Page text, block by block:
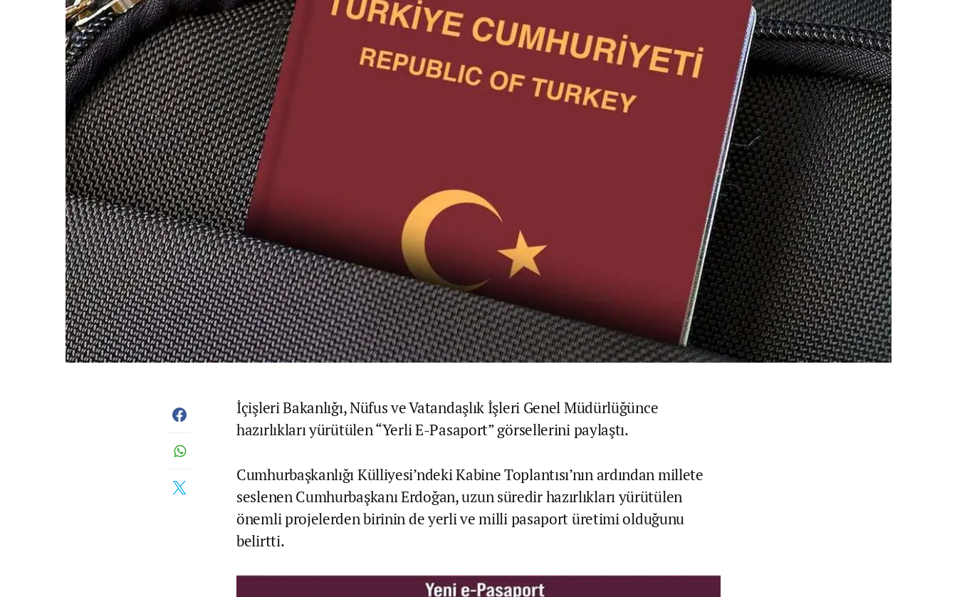
İçişleri Bakanlığı, Nüfus ve Vatandaşlık İşleri Genel Müdürlüğünce
hazırlıkları yürütülen “Yerli E-Pasaport” görsellerini paylaştı.
Cumhurbaşkanlığı Külliyesi’ndeki Kabine Toplantısı’nın ardından millete
seslenen Cumhurbaşkanı Erdoğan, uzun süredir hazırlıkları yürütülen
önemli projelerden birinin de yerli ve milli pasaport üretimi olduğunu
belirtti.